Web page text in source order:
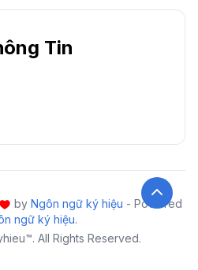
Tin
by Ngôn ngữ ký hiệu - Powered
ngữ ký hiệu.
All Rights Reserved.